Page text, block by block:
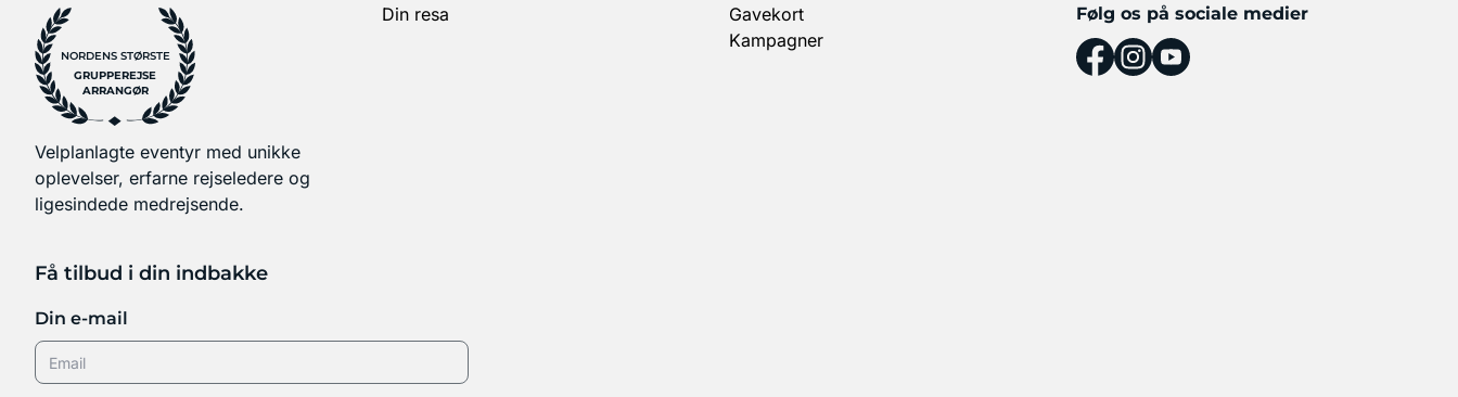
NORDENS STØRSTE
GRUPPEREJSE
ARRANGØR
Velplanlagte eventyr med unikke
oplevelser, erfarne rejseledere og
ligesindede medrejsende.
Din resa
Gavekort
Kampagner
Følg os på sociale medier
Få tilbud i din indbakke
Din e-mail